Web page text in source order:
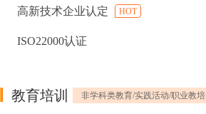
高新技术企业认定 HOT
ISO22000认证
教育培训 非学科类教育/实践活动/职业教培